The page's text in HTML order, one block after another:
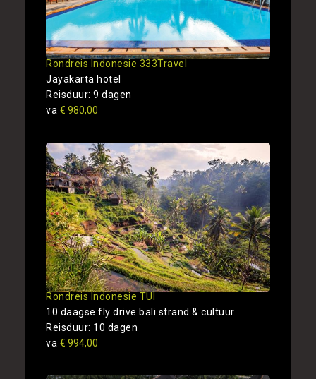
Rondreis Indonesie 333Travel
Jayakarta hotel
Reisduur: 9 dagen
va € 980,00
Rondreis Indonesie TUI
10 daagse fly drive bali strand & cultuur
Reisduur: 10 dagen
va € 994,00